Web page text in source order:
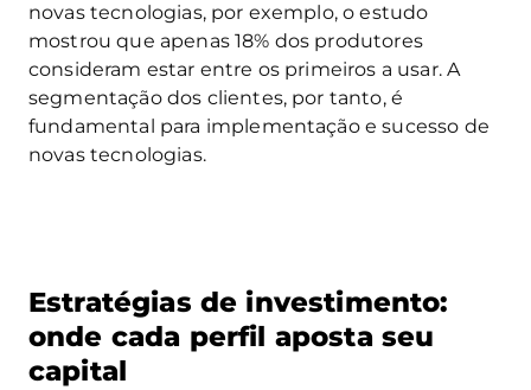
novas tecnologias, por exemplo, o estudo
mostrou que apenas 18% dos produtores
consideram estar entre os primeiros a usar. A
segmentação dos clientes, por tanto, é
fundamental para implementação e sucesso de
novas tecnologias.
Estratégias de investimento:
onde cada perfil aposta seu
capital